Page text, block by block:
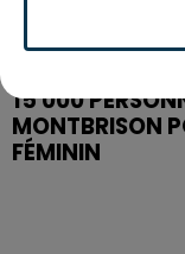
15 000
MONTBRISON
FÉMININ